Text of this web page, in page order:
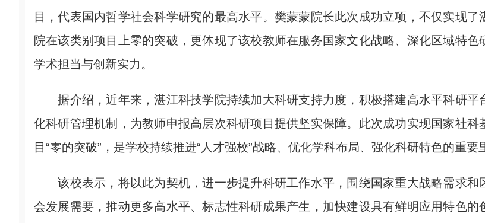
目，代表国内哲学社会科学研究的最高水平。樊蒙蒙院长此次成功立项，不仅实现了
院在该类别项目上零的突破，更体现了该校教师在服务国家文化战略、深化区域特色
学术担当与创新实力。
据介绍，近年来，湛江科技学院持续加大科研支持力度，积极搭建高水平科研平
化科研管理机制，为教师申报高层次科研项目提供坚实保障。此次成功实现国家社科
目“零的突破”，是学校持续推进“人才强校”战略、优化学科布局、强化科研特色的重要
该校表示，将以此为契机，进一步提升科研工作水平，围绕国家重大战略需求和
会发展需要，推动更多高水平、标志性科研成果产生，加快建设具有鲜明应用特色的